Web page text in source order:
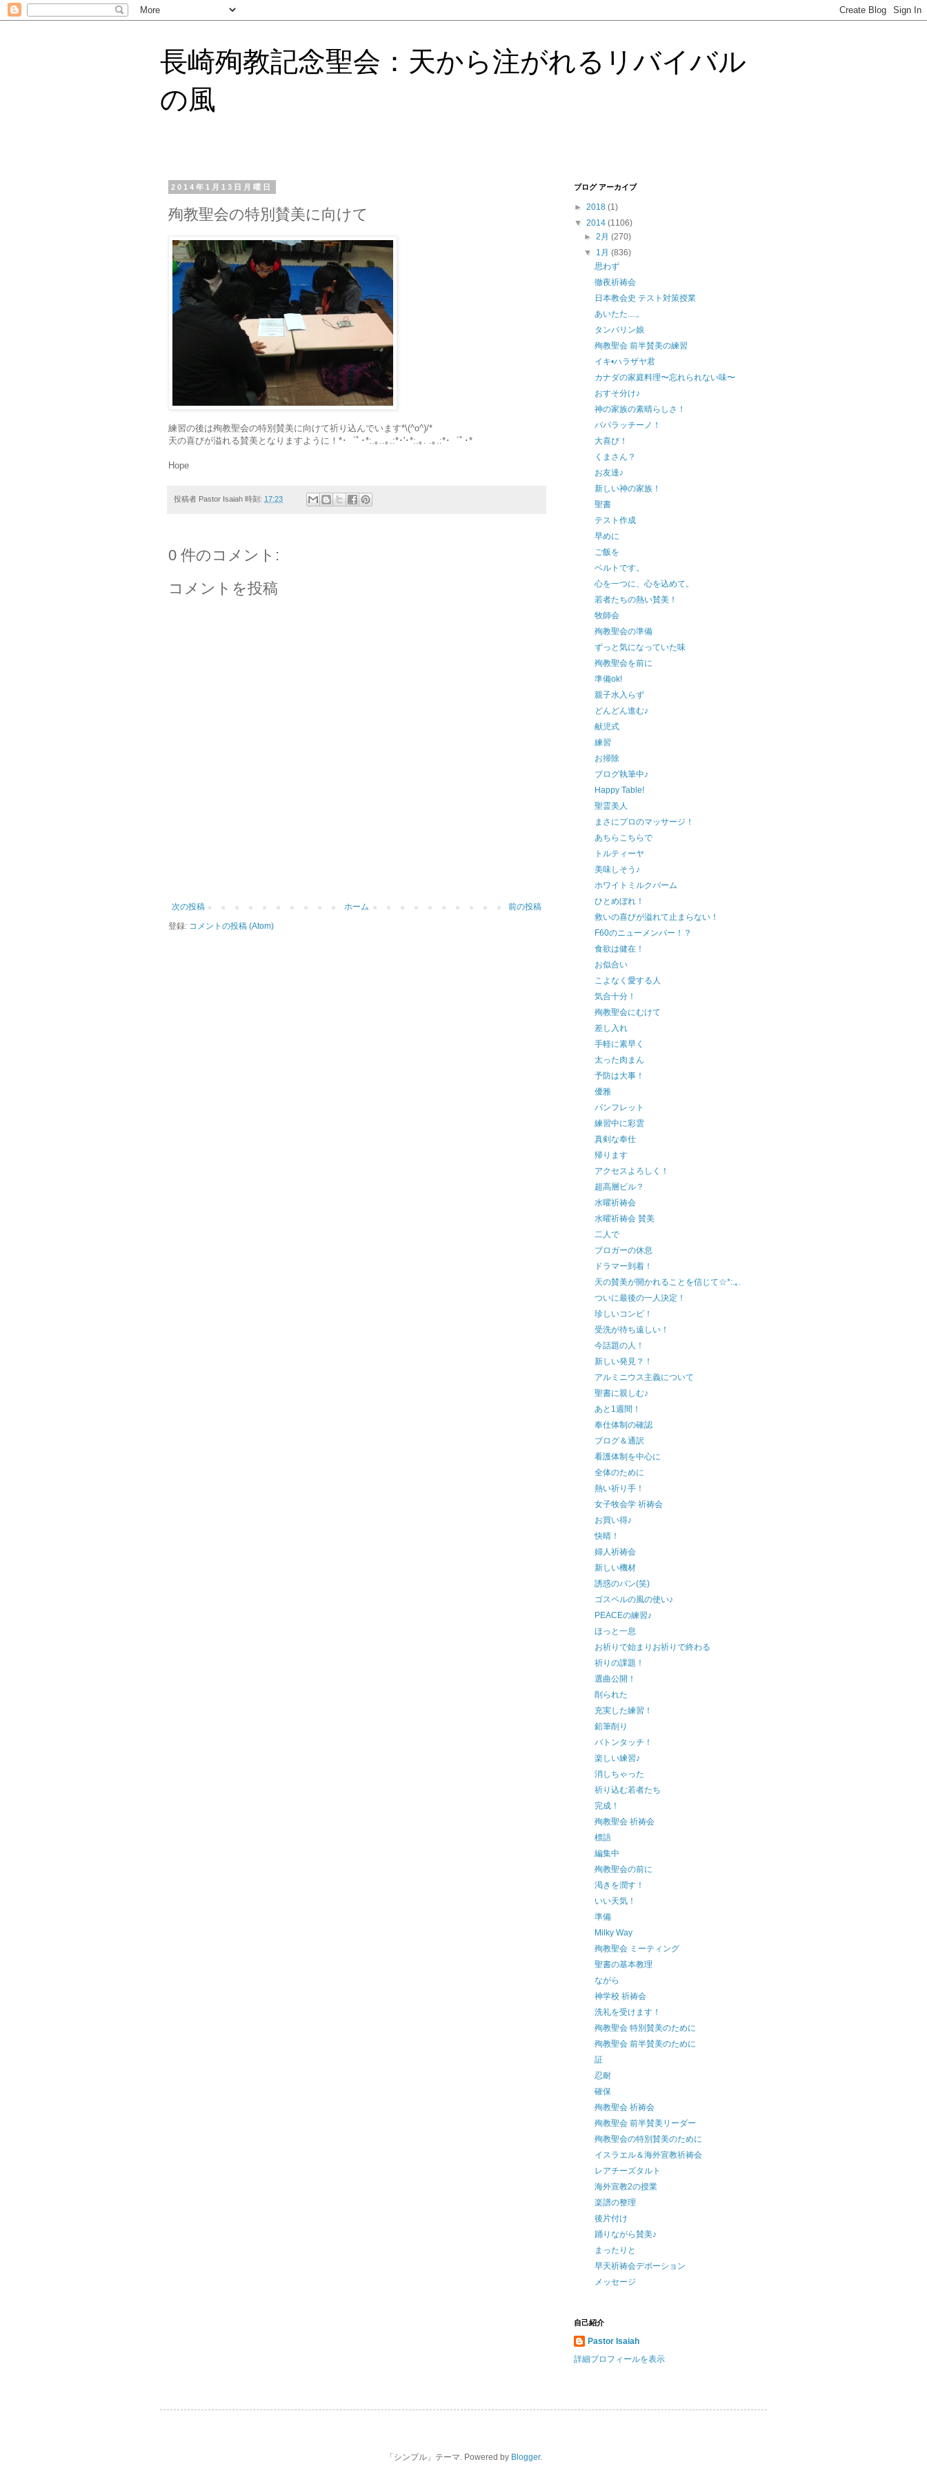
長崎殉教記念聖会：天から注がれるリバイバル
の風
2014年1月13日月曜日
殉教聖会の特別賛美に向けて
練習の後は殉教聖会の特別賛美に向けて祈り込んでいます*\(^o^)/*
天の喜びが溢れる賛美となりますように！*･゜ﾟ･*:.｡..｡.:*･'･*:.｡. .｡.:*･゜ﾟ･*
Hope
投稿者 Pastor Isaiah 時刻: 17:23
0 件のコメント:
コメントを投稿
次の投稿 前の投稿
ホーム
登録: コメントの投稿 (Atom)
ブログ アーカイブ
► 2018 (1)
▼ 2014 (1106)
►2月(270)
▼ 1月(836)
思わず
徹夜祈祷会
日本教会史 テスト対策授業
あいたた....。
タンバリン娘
殉教聖会 前半賛美の練習
イキ•ハラザヤ君
カナダの家庭料理〜忘れられない味〜
おすそ分け♪
神の家族の素晴らしさ！
パパラッチーノ！
大喜び！
くまさん？
お友達♪
新しい神の家族！
聖書
テスト作成
早めに
ご飯を
ベルトです。
心を一つに、心を込めて。
若者たちの熱い賛美！
牧師会
殉教聖会の準備
ずっと気になっていた味
殉教聖会を前に
準備ok!
親子水入らず
どんどん進む♪
献児式
練習
お掃除
ブログ執筆中♪
Happy Table!
聖霊美人
まさにプロのマッサージ！
あちらこちらで
トルティーヤ
美味しそう♪
ホワイトミルクバーム
ひとめぼれ！
救いの喜びが溢れて止まらない！
F60のニューメンバー！？
食欲は健在！
お似合い
こよなく愛する人
気合十分！
殉教聖会にむけて
差し入れ
手軽に素早く
太った肉まん
予防は大事！
優雅
パンフレット
練習中に彩雲
真剣な奉仕
帰ります
アクセスよろしく！
超高層ビル？
水曜祈祷会
水曜祈祷会 賛美
二人で
ブロガーの休息
ドラマー到着！
天の賛美が開かれることを信じて☆*:.｡.
ついに最後の一人決定！
珍しいコンビ！
受洗が待ち遠しい！
今話題の人！
新しい発見？！
アルミニウス主義について
聖書に親しむ♪
あと1週間！
奉仕体制の確認
ブログ＆通訳
看護体制を中心に
全体のために
熱い祈り手！
女子牧会学 祈祷会
お買い得♪
快晴！
婦人祈祷会
新しい機材
誘惑のパン(笑)
ゴスペルの風の使い♪
PEACEの練習♪
ほっと一息
お祈りで始まりお祈りで終わる
祈りの課題！
選曲公開！
削られた
充実した練習！
鉛筆削り
バトンタッチ！
楽しい練習♪
消しちゃった
祈り込む若者たち
完成！
殉教聖会 祈祷会
標語
編集中
殉教聖会の前に
渇きを潤す！
いい天気！
準備
Milky Way
殉教聖会 ミーティング
聖書の基本教理
ながら
神学校 祈祷会
洗礼を受けます！
殉教聖会 特別賛美のために
殉教聖会 前半賛美のために
証
忍耐
確保
殉教聖会 祈祷会
殉教聖会 前半賛美リーダー
殉教聖会の特別賛美のために
イスラエル＆海外宣教祈祷会
レアチーズタルト
海外宣教2の授業
楽譜の整理
後片付け
踊りながら賛美♪
まったりと
早天祈祷会デボーション
メッセージ
自己紹介
Pastor Isaiah
詳細プロフィールを表示
「シンプル」テーマ. Powered by Blogger.